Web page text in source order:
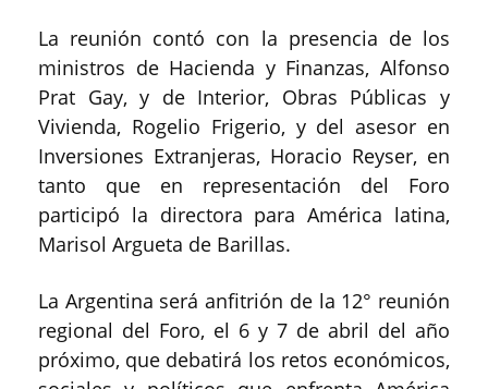
La reunión contó con la presencia de los
ministros de Hacienda y Finanzas, Alfonso
Prat Gay, y de Interior, Obras Públicas y
Vivienda, Rogelio Frigerio, y del asesor en
Inversiones Extranjeras, Horacio Reyser, en
tanto que en representación del Foro
participó la directora para América latina,
Marisol Argueta de Barillas.
La Argentina será anfitrión de la 12° reunión
regional del Foro, el 6 y 7 de abril del año
próximo, que debatirá los retos económicos,